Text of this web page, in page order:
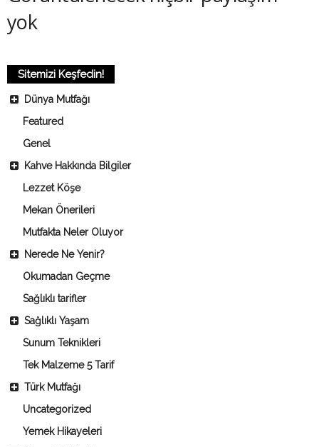
yok
Sitemizi Keşfedin!
Dünya Mutfağı
Featured
Genel
Kahve Hakkında Bilgiler
Lezzet Köşe
Mekan Önerileri
Mutfakta Neler Oluyor
Nerede Ne Yenir?
Okumadan Geçme
Sağlıklı tarifler
Sağlıklı Yaşam
Sunum Teknikleri
Tek Malzeme 5 Tarif
Türk Mutfağı
Uncategorized
Yemek Hikayeleri